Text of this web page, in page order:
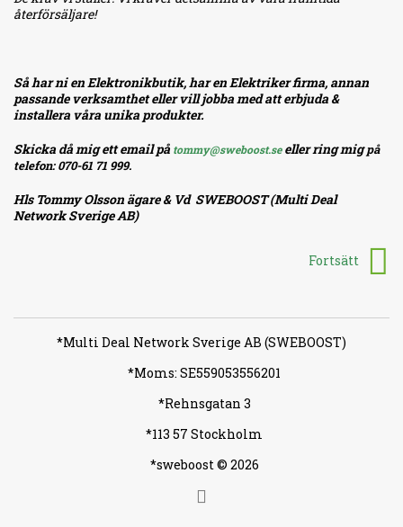
återförsäljare!
Så har ni en Elektronikbutik, har en Elektriker firma, annan
passande verksamthet eller vill jobba med att erbjuda &
installera våra unika produkter.
Skicka då mig ett email på tommy@sweboost.seeller ring migpå
telefon: 070-61 71 999.
Hls Tommy Olsson ägare & Vd SWEBOOST (Multi Deal
Network Sverige AB)
Fortsätt
*Multi Deal Network Sverige AB (SWEBOOST)
*Moms: SE559053556201
*Rehnsgatan 3
*113 57 Stockholm
*sweboost © 2026